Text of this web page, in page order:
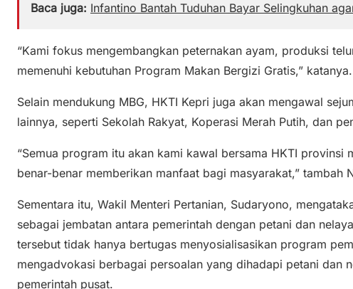
Baca juga: Infantino Bantah Tuduhan Bayar Selingkuhan
“Kami fokus mengembangkan peternakan ayam, produksi
memenuhi kebutuhan Program Makan Bergizi Gratis,” katanya.
Selain mendukung MBG, HKTI Kepri juga akan mengawal
lainnya, seperti Sekolah Rakyat, Koperasi Merah Putih, dan
“Semua program itu akan kami kawal bersama HKTI provinsi
benar-benar memberikan manfaat bagi masyarakat,” tambah
Sementara itu, Wakil Menteri Pertanian, Sudaryono,
sebagai jembatan antara pemerintah dengan petani dan
tersebut tidak hanya bertugas menyosialisasikan program
mengadvokasi berbagai persoalan yang dihadapi petani dan
pemerintah pusat.